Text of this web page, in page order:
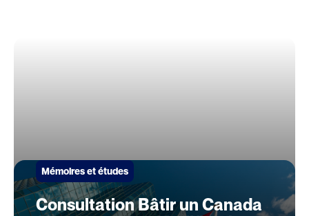
Mémoires et études
Consultation Bâtir un Canada